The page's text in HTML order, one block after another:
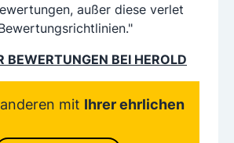
außer diese verlet
BEWERTUNGEN BEI HEROLD
mit Ihrer ehrlichen